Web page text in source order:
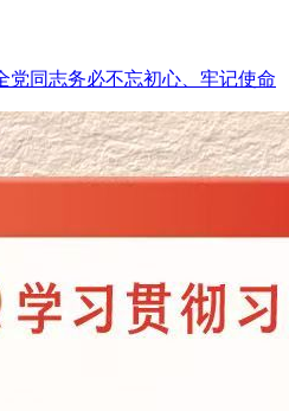
党同志务必不忘初心、牢记使命